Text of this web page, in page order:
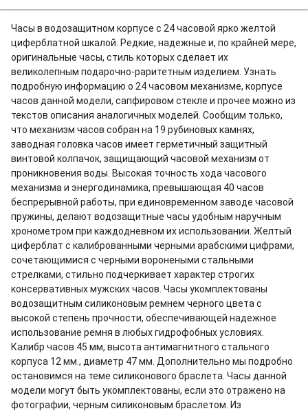
Часы в водозащитном корпусе с 24 часовой ярко желтой
циферблатной шкалой. Редкие, надежные и, по крайней мере,
оригинальные часы, стиль которых сделает их
великолепным подарочно-раритетным изделием. Узнать
подробную информацию о 24 часовом механизме, корпусе
часов данной модели, сапфировом стекле и прочее можно из
текстов описания аналогичных моделей. Сообщим только,
что механизм часов собран на 19 рубиновых камнях,
заводная головка часов имеет герметичный защитный
винтовой колпачок, защищающий часовой механизм от
проникновения воды. Высокая точность хода часового
механизма и энергодинамика, превышающая 40 часов
беспрерывной работы, при единовременном заводе часовой
пружины, делают водозащитные часы удобным наручным
хронометром при каждодневном их использовании. Желтый
циферблат с калиброванными черными арабскими цифрами,
сочетающимися с черными воронеными стальными
стрелками, стильно подчеркивает характер строгих
консервативных мужских часов. Часы укомплектованы
водозащитным силиконовым ремнем черного цвета с
высокой степень прочности, обеспечивающей надежное
использование ремня в любых гидрофобных условиях.
Калибр часов 45 мм, высота антимагнитного стального
корпуса 12 мм., диаметр 47 мм. Дополнительно мы подробно
остановимся на теме силиконового браслета. Часы данной
модели могут быть укомплектованы, если это отражено на
фотографии, черным силиконовым браслетом. Из